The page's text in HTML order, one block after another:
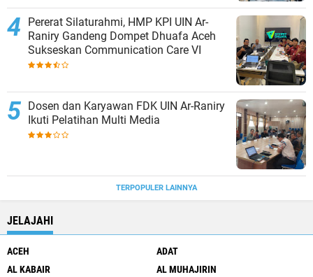
Pererat Silaturahmi, HMP KPI UIN Ar-
Raniry Gandeng Dompet Dhuafa Aceh
Sukseskan Communication Care VI
Dosen dan Karyawan FDK UIN Ar-Raniry
Ikuti Pelatihan Multi Media
TERPOPULER LAINNYA
JELAJAHI
ACEH
ADAT
AL KABAIR
AL MUHAJIRIN